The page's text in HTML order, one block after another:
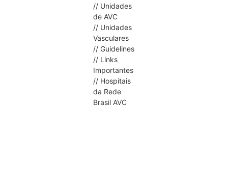
// Unidades
de AVC
// Unidades
Vasculares
// Guidelines
// Links
Importantes
// Hospitais
da Rede
Brasil AVC